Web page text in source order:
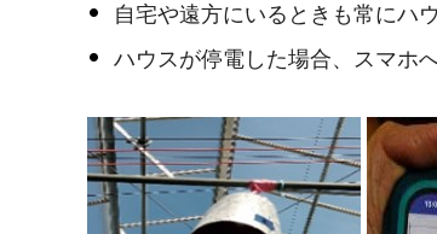
自宅や遠方にいるときも常にハ
ハウスが停電した場合、スマホ